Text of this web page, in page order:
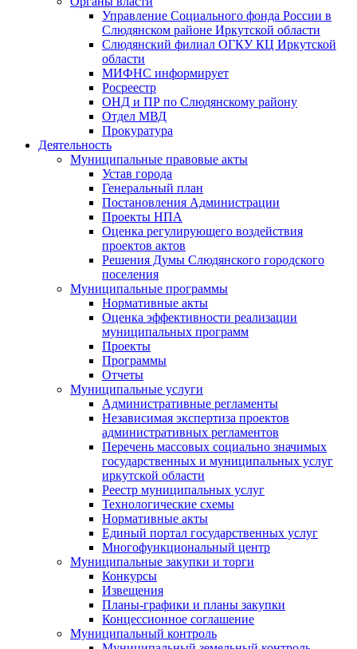
Управление Социального фонда России в
Слюдянском районе Иркутской области
Слюдянский филиал ОГКУ КЦ Иркутской
области
МИФНС информирует
Росреестр
ОНД и ПР по Слюдянскому району
Отдел МВД
Прокуратура
Деятельность
Муниципальные правовые акты
Устав города
Генеральный план
Постановления Администрации
Проекты НПА
Оценка регулирующего воздействия
проектов актов
Решения Думы Слюдянского городского
поселения
Муниципальные программы
Нормативные акты
Оценка эффективности реализации
муниципальных программ
Проекты
Программы
Отчеты
Муниципальные услуги
Административные регламенты
Независимая экспертиза проектов
административных регламентов
Перечень массовых социально значимых
государственных и муниципальных услуг
иркутской области
Реестр муниципальных услуг
Технологические схемы
Нормативные акты
Единый портал государственных услуг
Многофункциональный центр
Муниципальные закупки и торги
Конкурсы
Извещения
Планы-графики и планы закупки
Концессионное соглашение
Муниципальный контроль